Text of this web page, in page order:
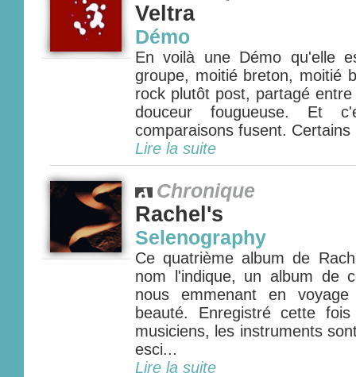
Veltra
Démo
En voilà une Démo qu'elle
groupe, moitié breton, moitié
rock plutôt post, partagé
douceur fougueuse. Et
comparaisons fusent. Certains
Lire la suite
Chronique
Rachel's
Selenography
Ce quatrième album de
nom l'indique, un album de
nous emmenant en
beauté. Enregistré cette
musiciens, les instruments
esci...
Lire la suite